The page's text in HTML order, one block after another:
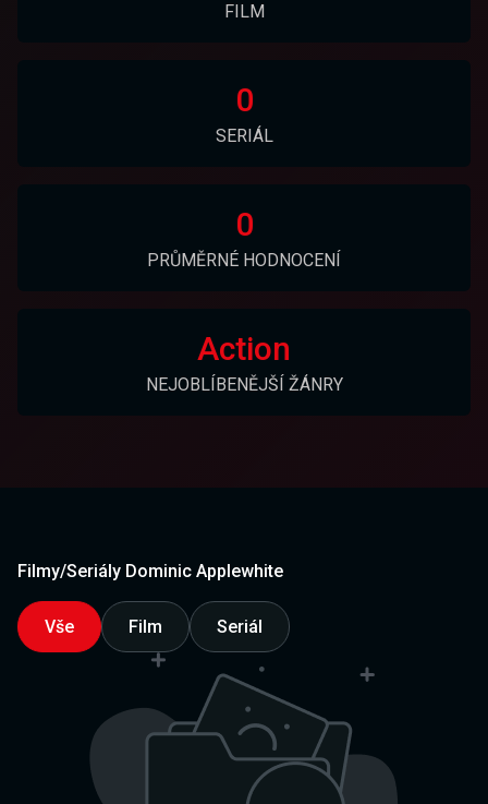
FILM
0
SERIÁL
0
PRŮMĚRNÉ HODNOCENÍ
Action
NEJOBLÍBENĚJŠÍ ŽÁNRY
Filmy/Seriály Dominic Applewhite
Vše Film Seriál